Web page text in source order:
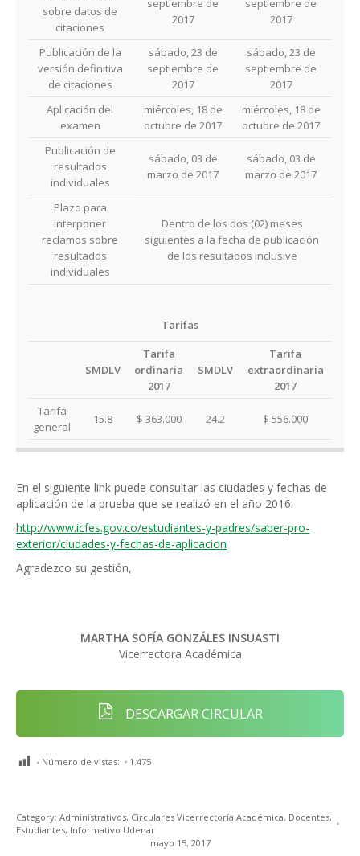
sobre datos de
citaciones
septiembre de
2017
septiembre de
2017
Publicación de la
versión definitiva
de citaciones
sábado, 23 de
septiembre de
2017
sábado, 23 de
septiembre de
2017
Aplicación del
examen
miércoles, 18 de
octubre de 2017
miércoles, 18 de
octubre de 2017
Publicación de
resultados
individuales
sábado, 03 de
marzo de 2017
sábado, 03 de
marzo de 2017
Plazo para
interponer
reclamos sobre
resultados
individuales
Dentro de los dos (02) meses
siguientes a la fecha de publicación
de los resultados inclusive
Tarifas
SMDLV
Tarifa
ordinaria
2017
SMDLV
Tarifa
extraordinaria
2017
Tarifa
general
15.8 $ 363.000 24.2 $ 556.000
En el siguiente link puede consultar las ciudades y fechas de
aplicación de la prueba que se realizó en el año 2016:
http://www.icfes.gov.co/estudiantes-y-padres/saber-pro-
exterior/ciudades-y-fechas-de-aplicacion
Agradezco su gestión,
MARTHA SOFÍA GONZÁLES INSUASTI
Vicerrectora Académica
DESCARGAR CIRCULAR
Número de vistas: 1.475
Category: Administrativos, Circulares Vicerrectoría Académica, Docentes,
Estudiantes, Informativo Udenar
mayo 15, 2017